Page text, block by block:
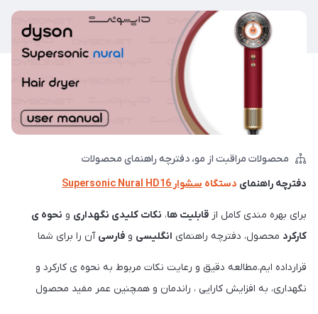
محصولات مراقبت از مو دفترچه راهنمای محصولات
دفترچه راهنمای دستگاه سشوار Supersonic Nural HD16
برای بهره مندی كامل از قابليت ها، نكات كليدی نگهداری و نحوه ی
كاركرد محصول، دفترچه راهنمای انگليسی و فارسی آن را برای شما
قرارداده ايم.مطالعه دقيق و رعايت نكات مربوط به نحوه ی كاركرد و
نگهداری، به افزايش كارايی ، راندمان و همچنين عمر مفيد محصول